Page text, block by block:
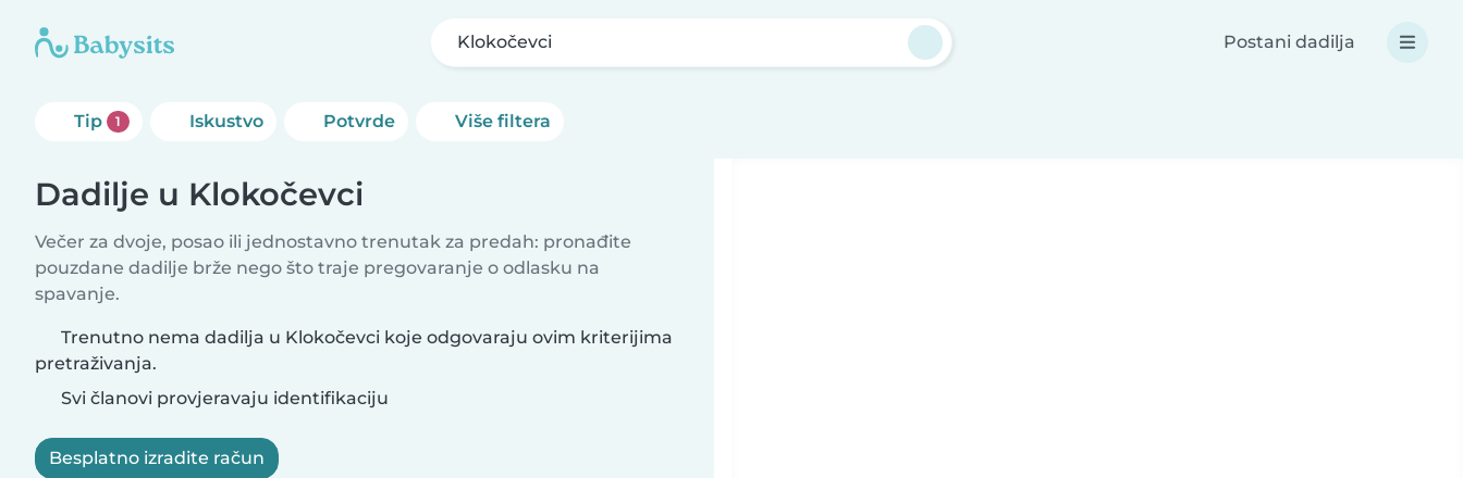
Klokočevci Postani dadilja
Tip 1 Iskustvo Potvrde Više filtera
Dadilje u Klokočevci
Večer za dvoje, posao ili jednostavno trenutak za predah: pronađite
pouzdane dadilje brže nego što traje pregovaranje o odlasku na
spavanje.
Trenutno nema dadilja u Klokočevci koje odgovaraju ovim kriterijima
pretraživanja.
Svi članovi provjeravaju identifikaciju
Besplatno izradite račun